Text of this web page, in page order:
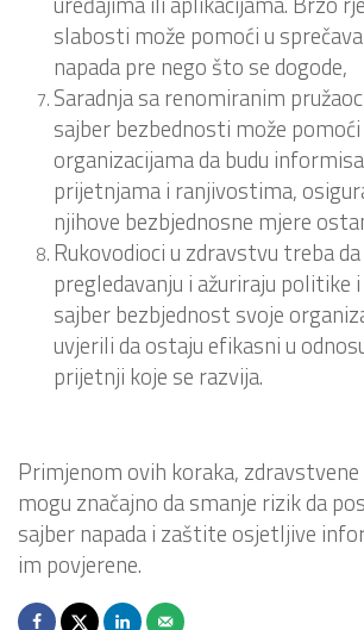
slabosti može pomoći u
napada pre nego što se dogode,
Saradnja sa renomiranim
sajber bezbednosti može
organizacijama da budu
prijetnjama i ranjivostima,
njihove bezbjednosne mjere
Rukovodioci u zdravstvu treba
pregledavanju i ažuriraju politike
sajber bezbjednost svoje
uvjerili da ostaju efikasni u
prijetnji koje se razvija.
Primjenom ovih koraka,
mogu značajno da smanje rizik da
sajber napada i zaštite osjetljive
im povjerene.